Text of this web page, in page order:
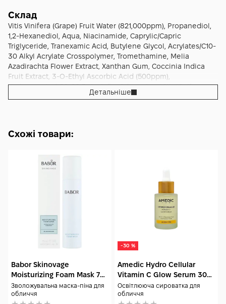
Склад
Vitis Vinifera (Grape) Fruit Water (821,000ppm), Propanediol,
1,2-Hexanediol, Aqua, Niacinamide, Caprylic/Capric
Triglyceride, Tranexamic Acid, Butylene Glycol, Acrylates/C10-
30 Alkyl Acrylate Crosspolymer, Tromethamine, Melia
Azadirachta Flower Extract, Xanthan Gum, Coccinia Indica
Fruit Extract, 3-O-Ethyl Ascorbic Acid (500ppm),
Hydrogenated C6-20 Polyolefin, Adenosine, Vitis Vinifera
(Grape) Fruit Extract (350ppm), Disodium EDTA, Allantoin,
Vaccinium Angustifolium (Blueberry) Fruit Extract, Sodium
Fruticosus (Blackberry) Fruit Extract, Citric Acid, Lavandula
Angustifolia (Lavender) Flower Extract, Resveratrol, Borago
Extract, Chamomilla Recutita (Matricaria) Flower Extract,
Cynanchum Atratum Extract, Madecassoside, Asiaticoside,
Ethylhexylglycerin, Hyaluronic Acid, Hydrolyzed Hyaluronic
Acid, Hydroxypropyltrimonium Hyaluronate, Hydrolyzed
Sodium Hyaluronate, Potassium Hyaluronate, Pentylene
Glycol, Madecassic Acid, Sodium Hyaluronate Crosspolymer,
Детальніше
Схожі товари:
Babor Skinovage
Moisturizing Foam Mask 75
мл
Зволожувальна маска-піна для
обличчя
-30 %
Amedic Hydro Cellular
Vitamin C Glow Serum 30
мл
Освітлююча сироватка для
обличчя